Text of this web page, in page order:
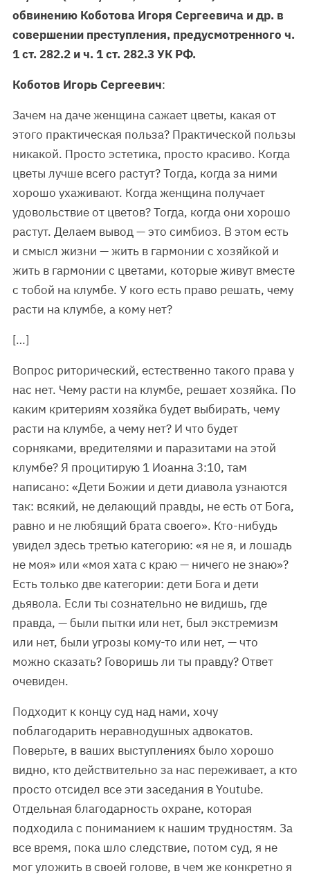
обвинению Коботова Игоря Сергеевича и др. в
совершении преступления, предусмотренного ч.
1 ст. 282.2 и ч. 1 ст. 282.3 УК РФ.
Коботов Игорь Сергеевич:
Зачем на даче женщина сажает цветы, какая от
этого практическая польза? Практической пользы
никакой. Просто эстетика, просто красиво. Когда
цветы лучше всего растут? Тогда, когда за ними
хорошо ухаживают. Когда женщина получает
удовольствие от цветов? Тогда, когда они хорошо
растут. Делаем вывод — это симбиоз. В этом есть
и смысл жизни — жить в гармонии с хозяйкой и
жить в гармонии с цветами, которые живут вместе
с тобой на клумбе. У кого есть право решать, чему
расти на клумбе, а кому нет?
[…]
Вопрос риторический, естественно такого права у
нас нет. Чему расти на клумбе, решает хозяйка. По
каким критериям хозяйка будет выбирать, чему
расти на клумбе, а чему нет? И что будет
сорняками, вредителями и паразитами на этой
клумбе? Я процитирую 1 Иоанна 3:10, там
написано: «Дети Божии и дети диавола узнаются
так: всякий, не делающий правды, не есть от Бога,
равно и не любящий брата своего». Кто-нибудь
увидел здесь третью категорию: «я не я, и лошадь
не моя» или «моя хата с краю — ничего не знаю»?
Есть только две категории: дети Бога и дети
дьявола. Если ты сознательно не видишь, где
правда, — были пытки или нет, был экстремизм
или нет, были угрозы кому-то или нет, — что
можно сказать? Говоришь ли ты правду? Ответ
очевиден.
Подходит к концу суд над нами, хочу
поблагодарить неравнодушных адвокатов.
Поверьте, в ваших выступлениях было хорошо
видно, кто действительно за нас переживает, а кто
просто отсидел все эти заседания в Youtube.
Отдельная благодарность охране, которая
подходила с пониманием к нашим трудностям. За
все время, пока шло следствие, потом суд, я не
мог уложить в своей голове, в чем же конкретно я